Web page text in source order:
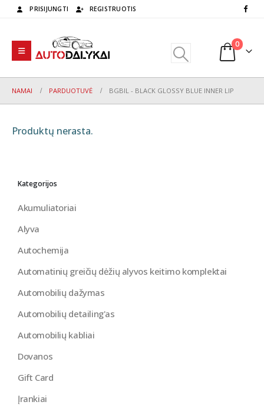
PRISIJUNGTI REGISTRUOTIS
0
NAMAI PARDUOTUVĖ BGBIL - BLACK GLOSSY BLUE INNER LIP
Produktų nerasta.
Kategorijos
Akumuliatoriai
Alyva
Autochemija
Automatinių greičių dėžių alyvos keitimo komplektai
Automobilių dažymas
Automobilių detailing'as
Automobilių kabliai
Dovanos
Gift Card
Įrankiai